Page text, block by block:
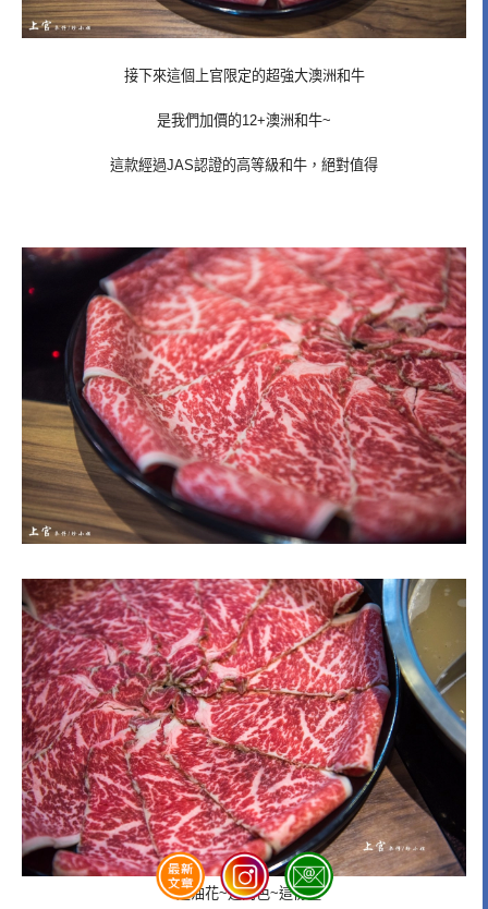
接下來這個上官限定的超強大澳洲和牛
是我們加價的12+澳洲和牛~
這款經過JAS認證的高等級和牛，絕對值得
這油花~這肉色~這份量